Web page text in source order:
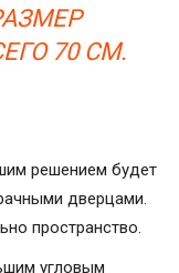
70 СМ.
решением будет
дверцами.
пространство.
угловым